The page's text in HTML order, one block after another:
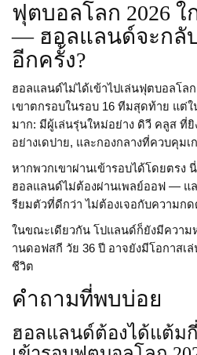
ฟุตบอลโลก 2026 ใ
— ฮอลแลนด์จะกลั
อีกครั้ง?
ฮอลแลนด์ไม่ได้เข้าไปเล่นฟุตบอลโล
เขาตกรอบในรอบ 16 ทีมสุดท้าย แต่
มาก: มีผู้เล่นรุ่นใหม่อย่าง ดิวี คลูส ที่ยิ
อย่างเดปาย, และกองกลางที่ควบคุม
หากพวกเขาผ่านเข้ารอบได้โดยตรง
ฮอลแลนด์ไม่ต้องผ่านเพลย์ออฟ — แ
รียมตัวที่ดีกว่า ไม่ต้องเจอกับความก
ในขณะเดียวกัน โปแลนด์ก็ยังมีความ
านดอฟสกี วัย 36 ปี อาจยังมีโอกาสเ
ชีวิต
คำถามที่พบบ่อย
ฮอลแลนด์ต้องได้แต้ม